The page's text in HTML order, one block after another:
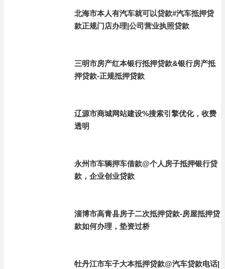
北海市本人有汽车就可以贷款#汽车抵押贷
款正规门店办理|公司营业执照贷款
三明市房产红本银行抵押贷款&银行房产抵
押贷款-正规抵押贷款
辽源市商城网站建设%搜索引擎优化，收费
透明
永州市车辆押车借款@个人房子抵押银行贷
款，企业创业贷款
淄博市高青县房子二次抵押贷款-房屋抵押贷
款如何办理，垫资过桥
牡丹江市车子大本抵押贷款@汽车贷款电话|